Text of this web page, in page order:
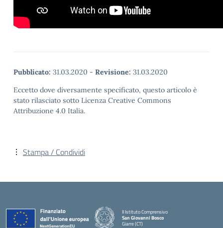
Pubblicato: 31.03.2020 - Revisione: 31.03.2020
Eccetto dove diversamente specificato, questo articolo è
stato rilasciato sotto Licenza Creative Commons
Attribuzione 4.0 Italia.
Stampa / Condividi
II Istituto Comprensivo
San Giovanni Bosco
Giarre (CT)